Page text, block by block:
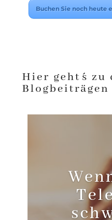
Buchen Sie noch heute
Hier geht´s zu
Blogbeiträgen